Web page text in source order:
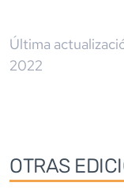
Última
2022
OTRAS